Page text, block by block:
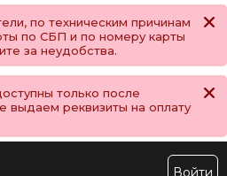
по техническим причинам
по СБП и по номеру карты
за неудобства.
только после
выдаем реквизиты на оплату
Войти